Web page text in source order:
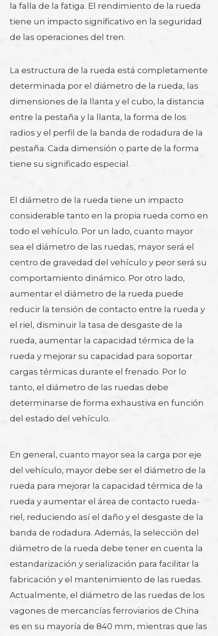
la falla de la fatiga. El rendimiento de la rueda
tiene un impacto significativo en la seguridad
de las operaciones del tren.
La estructura de la rueda está completamente
determinada por el diámetro de la rueda, las
dimensiones de la llanta y el cubo, la distancia
entre la pestaña y la llanta, la forma de los
radios y el perfil de la banda de rodadura de la
pestaña. Cada dimensión o parte de la forma
tiene su significado especial.
El diámetro de la rueda tiene un impacto
considerable tanto en la propia rueda como en
todo el vehículo. Por un lado, cuanto mayor
sea el diámetro de las ruedas, mayor será el
centro de gravedad del vehículo y peor será su
comportamiento dinámico. Por otro lado,
aumentar el diámetro de la rueda puede
reducir la tensión de contacto entre la rueda y
el riel, disminuir la tasa de desgaste de la
rueda, aumentar la capacidad térmica de la
rueda y mejorar su capacidad para soportar
cargas térmicas durante el frenado. Por lo
tanto, el diámetro de las ruedas debe
determinarse de forma exhaustiva en función
del estado del vehículo.
En general, cuanto mayor sea la carga por eje
del vehículo, mayor debe ser el diámetro de la
rueda para mejorar la capacidad térmica de la
rueda y aumentar el área de contacto rueda-
riel, reduciendo así el daño y el desgaste de la
banda de rodadura. Además, la selección del
diámetro de la rueda debe tener en cuenta la
estandarización y serialización para facilitar la
fabricación y el mantenimiento de las ruedas.
Actualmente, el diámetro de las ruedas de los
vagones de mercancías ferroviarios de China
es en su mayoría de 840 mm, mientras que las